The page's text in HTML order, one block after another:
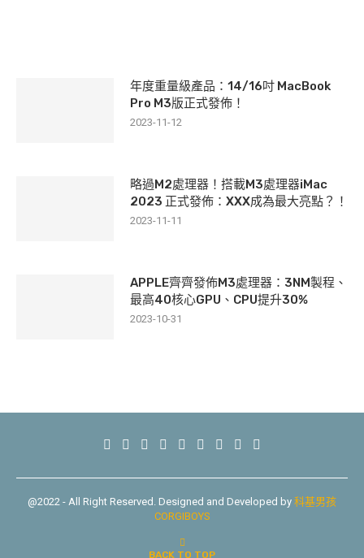
年度重量級產品：14/16吋 MacBook
Pro M3版正式發佈！
2023-11-12
略過M2處理器！搭載M3處理器iMac
2023 正式發佈：XXX成為最大亮點？！
2023-11-11
APPLE齊齊發佈M3處理器：3NM製程、
最高40核心GPU、CPU提升30%
2023-10-31
@2022 - All Right Reserved. Designed and Developed by 科基男孩
CORGIBOYS
BACK TO TOP